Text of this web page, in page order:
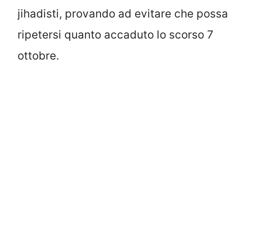
jihadisti, provando ad evitare che possa
ripetersi quanto accaduto lo scorso 7
ottobre.